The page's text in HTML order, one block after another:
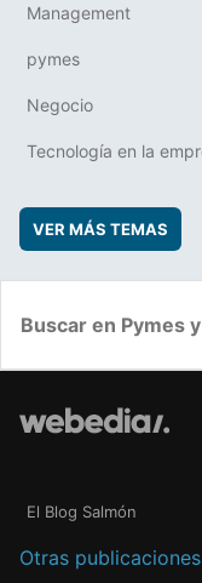
Management
pymes
Negocio
Tecnología en la
VER MÁS TEMAS
El Blog Salmón
Otras